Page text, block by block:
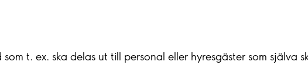
t. ex. ska delas ut till personal eller hyresgäster som